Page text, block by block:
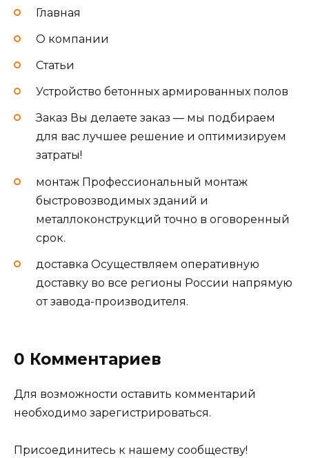
Главная
О компании
Статьи
Устройство бетонных армированных полов
Заказ Вы делаете заказ — мы подбираем
для вас лучшее решение и оптимизируем
затраты!
монтаж Профессиональный монтаж
быстровозводимых зданий и
металлоконструкций точно в оговоренный
срок.
доставка Осуществляем оперативную
доставку во все регионы России напрямую
от завода-производителя.
0 Комментариев
Для возможности оставить комментарий
необходимо зарегистрироваться.
Присоединитесь к нашему сообществу!